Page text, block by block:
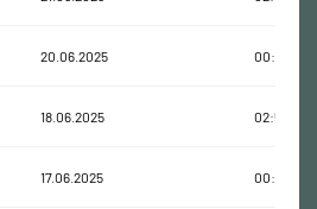
20.06.2025 00:49:47
18.06.2025 02:53:35
17.06.2025 00:26:24